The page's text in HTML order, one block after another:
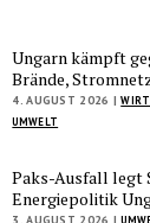
Ungarn kämpft
Brände,
4. AUGUST 2026 |
UMWELT
Paks-Ausfall legt
Energiepolitik